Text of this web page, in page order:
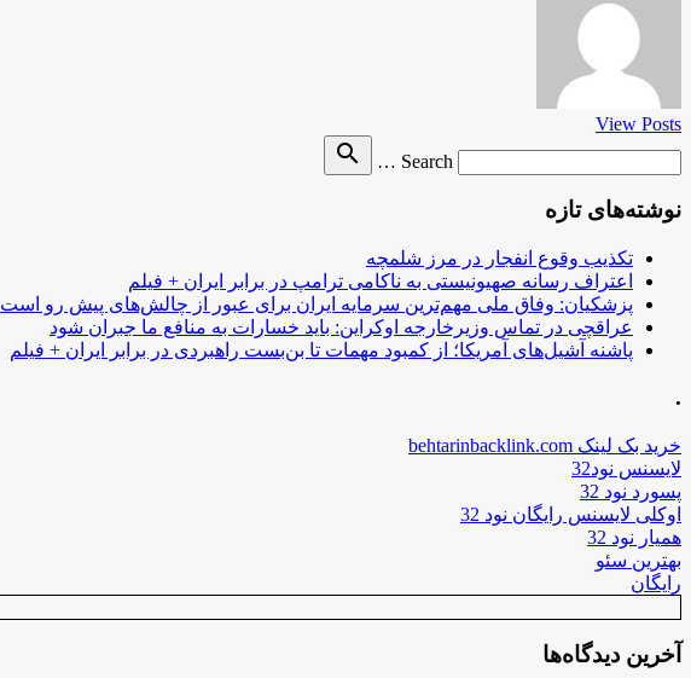
View Posts
Search …
search
نوشته‌های تازه
تکذیب وقوع انفجار در مرز شلمچه
اعتراف رسانه صهیونیستی به ناکامی ترامپ در برابر ایران + فیلم
پزشکیان: وفاق ملی مهم‌ترین سرمایه ایران برای عبور از چالش‌های پیش رو است
عراقچی در تماس وزیرخارجه اوکراین: باید خسارات به منافع ما جبران شود
پاشنه آشیل‌های آمریکا؛ از کمبود مهمات تا بن‌بست راهبردی در برابر ایران + فیلم
.
خرید بک لینک behtarinbacklink.com
لایسنس نود32
پسورد نود 32
اوکلی لایسنس رایگان نود 32
همیار نود 32
بهترین سئو
رایگان
آخرین دیدگاه‌ها